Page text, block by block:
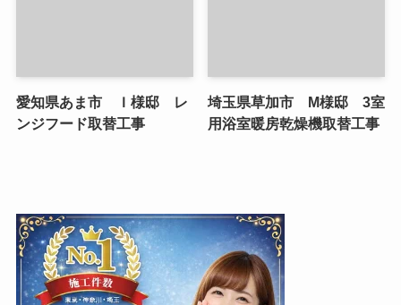
愛知県あま市 Ｉ様邸 レ
ンジフード取替工事
埼玉県草加市 M様邸 3室
用浴室暖房乾燥機取替工事